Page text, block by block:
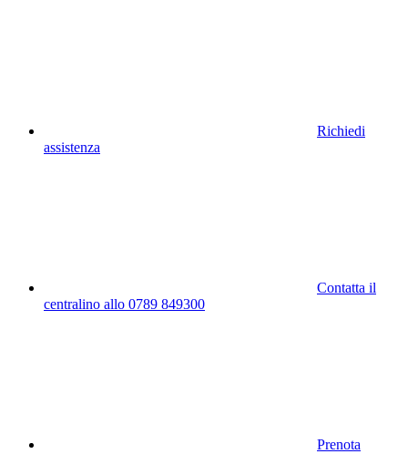
Richiedi
assistenza
Contatta il
centralino allo 0789 849300
Prenota